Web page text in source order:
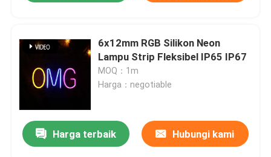
6x12mm RGB Silikon Neon
Lampu Strip Fleksibel IP65 IP67
MOQ：1m
Harga：negotiable
Harga terbaik Hubungi kami